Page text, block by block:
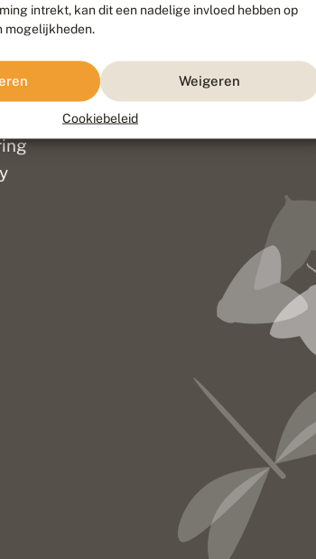
intrekt, kan dit een nadelige invloed hebben op
mogelijkheden.
Weigeren
Cookiebeleid
Go2People, ontworpen door